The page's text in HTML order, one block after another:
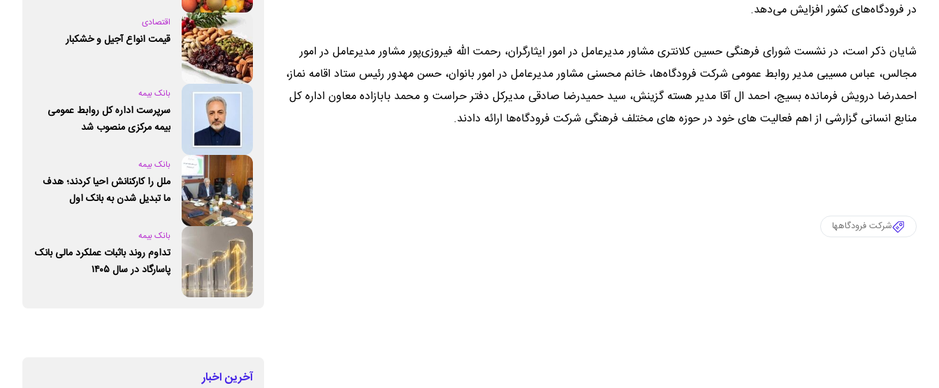
در فرودگاه‌های کشور افزایش می‌دهد.
شایان ذکر است، در نشست شورای فرهنگی حسین کلانتری مشاور مدیرعامل در امور ایثارگران، رحمت الله فیروزی‌پور مشاور مدیرعامل در امور
مجالس، عباس مسیبی مدیر روابط عمومی شرکت فرودگاه‌ها، خانم محسنی مشاور مدیرعامل در امور بانوان، حسن مهدور رئیس ستاد اقامه نماز،
احمدرضا درویش فرمانده بسیج، احمد ال آقا مدیر هسته گزینش، سید حمیدرضا صادقی مدیرکل دفتر حراست و محمد بابازاده معاون اداره کل
منابع انسانی گزارشی از اهم فعالیت های خود در حوزه های مختلف فرهنگی شرکت فرودگاه‌ها ارائه دادند.
شرکت فرودگاهها
اقتصادی
قیمت انواع آجیل و خشکبار
بانک بیمه
سرپرست اداره کل روابط عمومی
بیمه مرکزی منصوب شد
بانک بیمه
ملل را کارکنانش احیا کردند؛ هدف
ما تبدیل شدن به بانک اول
بانک بیمه
تداوم روند باثبات عملکرد مالی بانک
پاسارگاد در سال ۱۴۰۵
آخرین اخبار